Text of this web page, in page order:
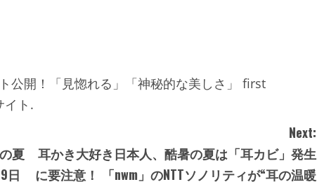
公開！「見惚れる」「神秘的な美しさ」 first
イト.
夏
日
Next:
耳かき大好き日本人、酷暑の夏は「耳カビ」発生
に要注意！ 「nwm」のNTTソノリティが“耳の温暖